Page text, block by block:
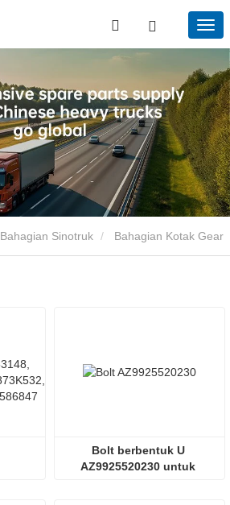
Bahagian Sinotruk
Bolt berbentuk U
AZ9925520230 untuk